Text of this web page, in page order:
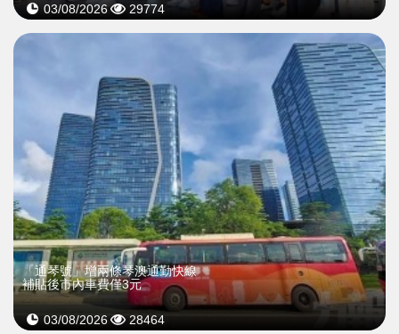
03/08/2026 29774
「通琴號」增兩條琴澳通勤快線
補貼後市內車費僅3元
03/08/2026 28464